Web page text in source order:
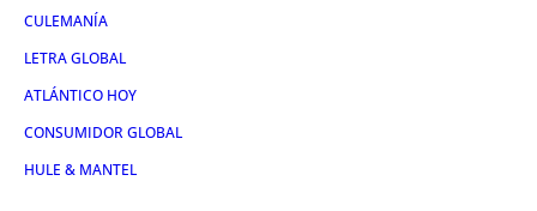
CULEMANÍA
LETRA GLOBAL
ATLÁNTICO HOY
CONSUMIDOR GLOBAL
HULE & MANTEL